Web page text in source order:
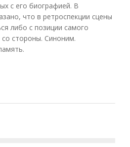
с его биографией. В
что в ретроспекции сцены
либо с позиции самого
стороны. Синоним.